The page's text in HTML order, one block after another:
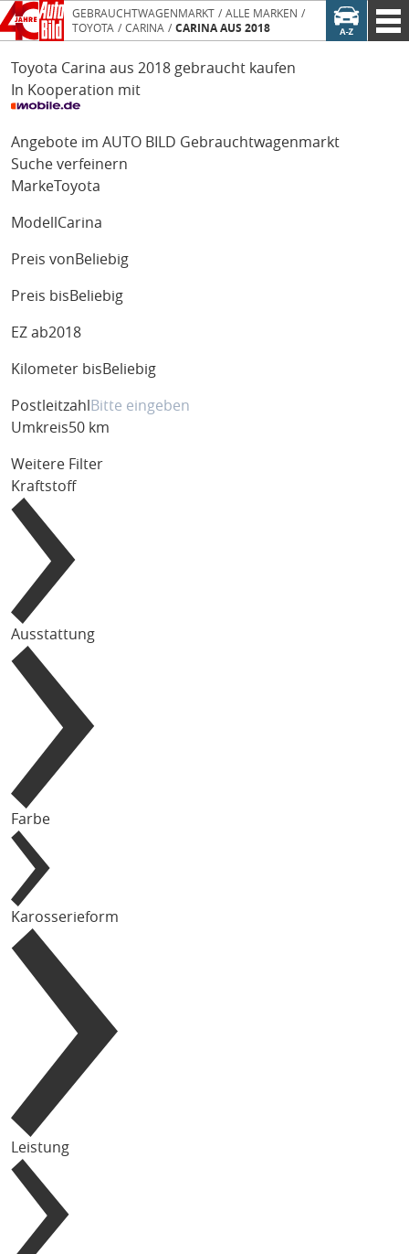
GEBRAUCHTWAGENMARKT
ALLE MARKEN
TOYOTA
CARINA CARINA AUS 2018
Toyota Carina aus 2018 gebraucht kaufen
In Kooperation mit
Angebote im AUTO BILD Gebrauchtwagenmarkt
Suche verfeinern
MarkeToyota
Modell Carina
Preis von Beliebig
Preis bis Beliebig
EZ ab2018
Kilometer bis Beliebig
Postleitzahl
Umkreis50 km
Weitere Filter
Kraftstoff
Ausstattung
Farbe
Karosserieform
Leistung